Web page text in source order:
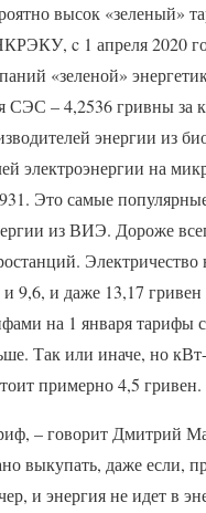
высок «зеленый»
c 1 апреля 2020
«зеленой»
СЭС – 4,2536 гривны за
энергии из
электроэнергии на
Это самые
из ВИЭ. Дороже
9,6, и даже 13,17
на 1 января тарифы
Так или иначе, но
примерно 4,5 гривен.
– говорит Дмитрий
выкупать, даже если,
и энергия не идет в